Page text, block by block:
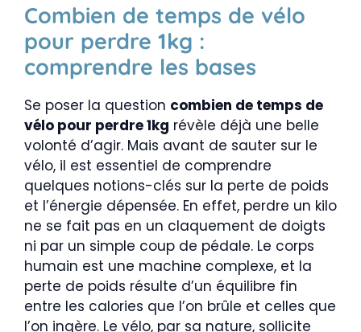
Combien de temps de vélo
pour perdre 1kg :
comprendre les bases
Se poser la question combien de temps de
vélo pour perdre 1kg révèle déjà une belle
volonté d’agir. Mais avant de sauter sur le
vélo, il est essentiel de comprendre
quelques notions-clés sur la perte de poids
et l’énergie dépensée. En effet, perdre un kilo
ne se fait pas en un claquement de doigts
ni par un simple coup de pédale. Le corps
humain est une machine complexe, et la
perte de poids résulte d’un équilibre fin
entre les calories que l’on brûle et celles que
l’on ingère. Le vélo, par sa nature, sollicite